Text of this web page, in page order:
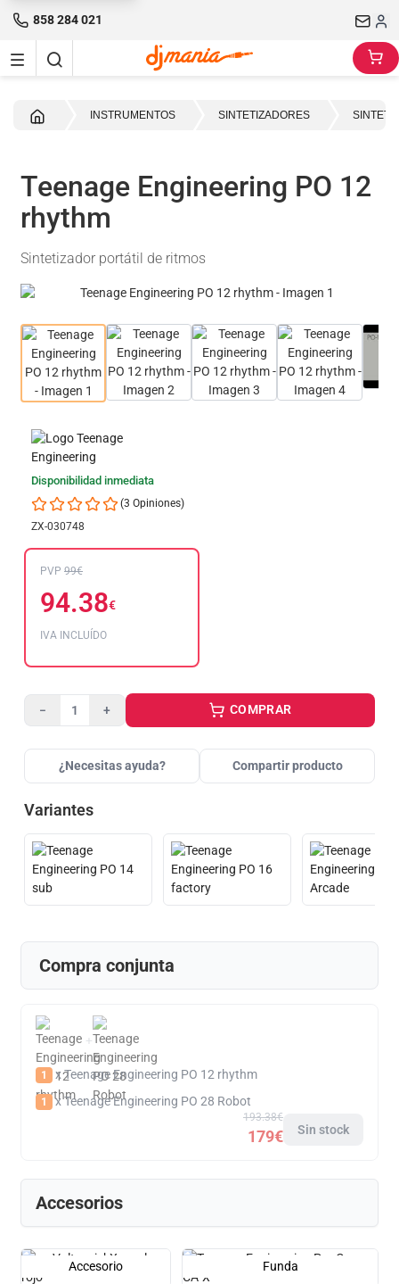
858 284 021
INSTRUMENTOS SINTETIZADORES
Teenage Engineering PO 12
rhythm
Sintetizador portátil de ritmos
Disponibilidad inmediata
(3 Opiniones)
ZX-030748
PVP 99€
94.38€
IVA INCLUÍDO
− + COMPRAR
¿Necesitas ayuda? Compartir producto
Variantes
Compra conjunta
+
1 x Teenage Engineering PO 12 rhythm
1 x Teenage Engineering PO 28 Robot
193.38€
179€ Sin stock
Accesorios
Accesorio Funda